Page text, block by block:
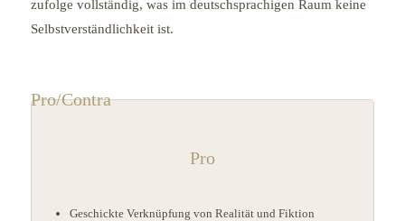
zufolge vollständig, was im deutschsprachigen Raum keine
Selbstverständlichkeit ist.
Pro/Contra
Pro
Geschickte Verknüpfung von Realität und Fiktion